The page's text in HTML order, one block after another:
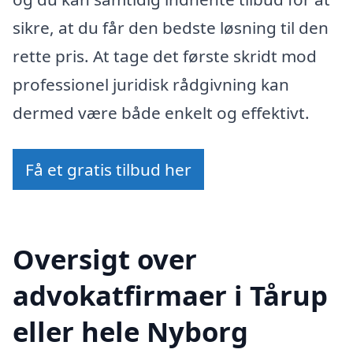
sikre, at du får den bedste løsning til den
rette pris. At tage det første skridt mod
professionel juridisk rådgivning kan
dermed være både enkelt og effektivt.
Få et gratis tilbud her
Oversigt over
advokatfirmaer i Tårup
eller hele Nyborg